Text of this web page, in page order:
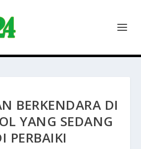
BERKENDARA DI
YANG SEDANG
PERBAIKI